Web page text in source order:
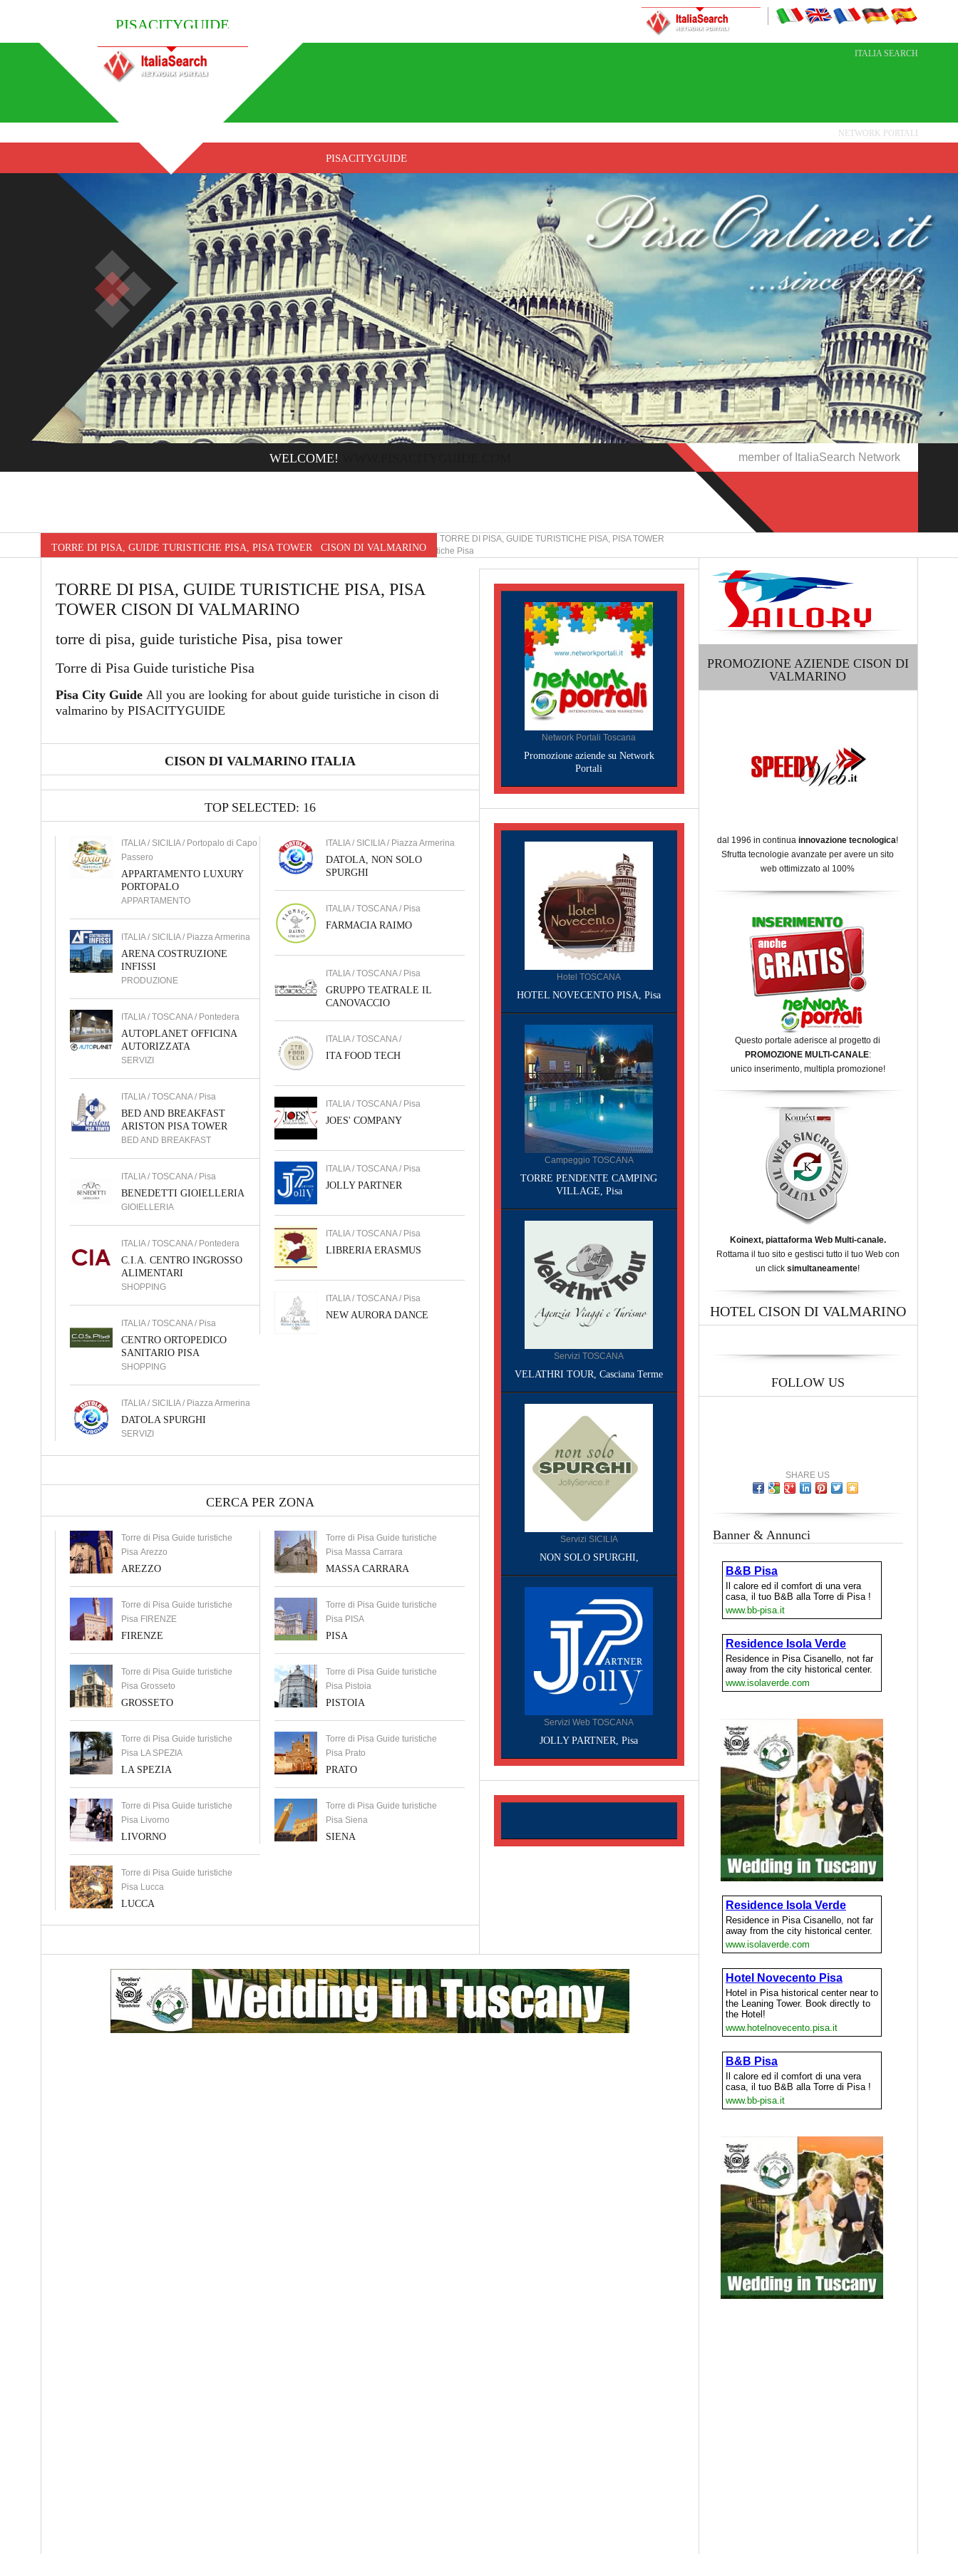
PISACITYGUIDE
ITALIA SEARCH
NETWORK PORTALI
PISACITYGUIDE
WELCOME! member of ItaliaSearch Network
TORRE DI PISA, GUIDE TURISTICHE PISA, PISA TOWER CISON DI VALMARINO
CISON DI VALMARINO TORRE DI PISA, GUIDE TURISTICHE PISA, PISA TOWER
Torre di Pisa Guide turistiche Pisa
TORRE DI PISA, GUIDE TURISTICHE PISA, PISA
TOWER CISON DI VALMARINO
torre di pisa, guide turistiche Pisa, pisa tower
Torre di Pisa Guide turistiche Pisa
Pisa City GuideAll you are looking for about guide turistiche in cison di
valmarino by PISACITYGUIDE
CISON DI VALMARINO ITALIA
TOP SELECTED: 16
ITALIA / SICILIA / Portopalo di Capo
Passero
APPARTAMENTO LUXURY
PORTOPALO
APPARTAMENTO
ITALIA / SICILIA / Piazza Armerina
ARENA COSTRUZIONE
INFISSI
PRODUZIONE
ITALIA / TOSCANA / Pontedera
AUTOPLANET OFFICINA
AUTORIZZATA
SERVIZI
ITALIA / TOSCANA / Pisa
BED AND BREAKFAST
ARISTON PISA TOWER
BED AND BREAKFAST
ITALIA / TOSCANA / Pisa
BENEDETTI GIOIELLERIA
GIOIELLERIA
ITALIA / TOSCANA / Pontedera
C.I.A. CENTRO INGROSSO
ALIMENTARI
SHOPPING
ITALIA / TOSCANA / Pisa
CENTRO ORTOPEDICO
SANITARIO PISA
SHOPPING
ITALIA / SICILIA / Piazza Armerina
DATOLA SPURGHI
SERVIZI
ITALIA / SICILIA / Piazza Armerina
DATOLA, NON SOLO
SPURGHI
ITALIA / TOSCANA / Pisa
FARMACIA RAIMO
ITALIA / TOSCANA / Pisa
GRUPPO TEATRALE IL
CANOVACCIO
ITALIA / TOSCANA /
ITA FOOD TECH
ITALIA / TOSCANA / Pisa
JOES' COMPANY
ITALIA / TOSCANA / Pisa
JOLLY PARTNER
ITALIA / TOSCANA / Pisa
LIBRERIA ERASMUS
ITALIA / TOSCANA / Pisa
NEW AURORA DANCE
CERCA PER ZONA
Torre di Pisa Guide turistiche
Pisa Arezzo
AREZZO
Torre di Pisa Guide turistiche
Pisa FIRENZE
FIRENZE
Torre di Pisa Guide turistiche
Pisa Grosseto
GROSSETO
Torre di Pisa Guide turistiche
Pisa LA SPEZIA
LA SPEZIA
Torre di Pisa Guide turistiche
Pisa Livorno
LIVORNO
Torre di Pisa Guide turistiche
Pisa Lucca
LUCCA
Torre di Pisa Guide turistiche
Pisa Massa Carrara
MASSA CARRARA
Torre di Pisa Guide turistiche
Pisa PISA
PISA
Torre di Pisa Guide turistiche
Pisa Pistoia
PISTOIA
Torre di Pisa Guide turistiche
Pisa Prato
PRATO
Torre di Pisa Guide turistiche
Pisa Siena
SIENA
Network Portali Toscana
Promozione aziende su Network
Portali
Hotel TOSCANA
HOTEL NOVECENTO PISA, Pisa
Campeggio TOSCANA
TORRE PENDENTE CAMPING
VILLAGE, Pisa
Servizi TOSCANA
VELATHRI TOUR, Casciana Terme
Servizi SICILIA
NON SOLO SPURGHI,
Servizi Web TOSCANA
JOLLY PARTNER, Pisa
PROMOZIONE AZIENDE CISON DI
VALMARINO
dal 1996 in continua innovazione tecnologica!
Sfrutta tecnologie avanzate per avere un sito
web ottimizzato al 100%
Questo portale aderisce al progetto di
PROMOZIONE MULTI-CANALE:
unico inserimento, multipla promozione!
Koinext, piattaforma Web Multi-canale.
Rottama il tuo sito e gestisci tutto il tuo Web con
un click simultaneamente!
HOTEL CISON DI VALMARINO
FOLLOW US
SHARE US
Banner & Annunci